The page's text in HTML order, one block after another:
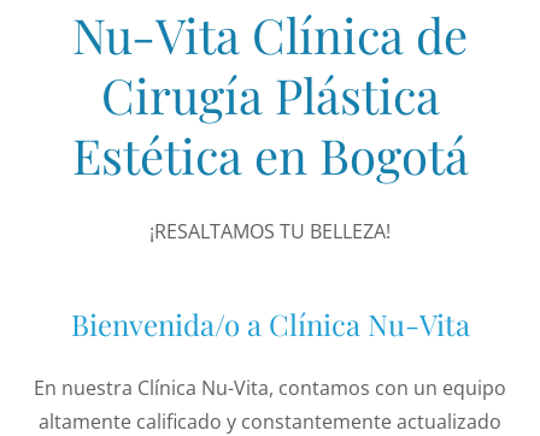
Nu-Vita Clínica de
Cirugía Plástica
Estética en Bogotá
¡RESALTAMOS TU BELLEZA!
Bienvenida/o a Clínica Nu-Vita
En nuestra Clínica Nu-Vita, contamos con un equipo
altamente calificado y constantemente actualizado